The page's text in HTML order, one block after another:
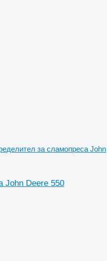
за сламопреса John
John Deere 550